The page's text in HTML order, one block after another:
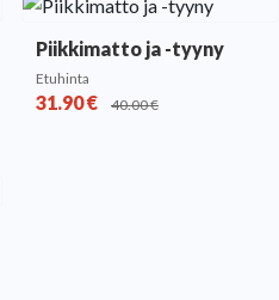
Piikkimatto ja -tyyny
Etuhinta
31.90€ 40.00€